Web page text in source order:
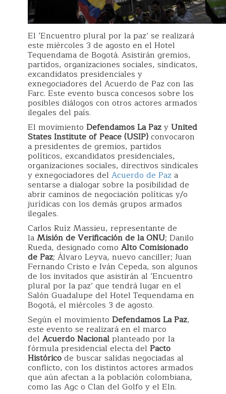
El ‘Encuentro plural por la paz’ se realizará
este miércoles 3 de agosto en el Hotel
Tequendama de Bogotá. Asistirán gremios,
partidos, organizaciones sociales, sindicatos,
excandidatos presidenciales y
exnegociadores del Acuerdo de Paz con las
Farc. Este evento busca concesos sobre los
posibles diálogos con otros actores armados
ilegales del país.
El movimiento Defendamos La PazyUnited
States Institute of Peace (USIP)convocaron
a presidentes de gremios, partidos
políticos, excandidatos presidenciales,
organizaciones sociales, directivos sindicales
y exnegociadores del Acuerdo de Paz a
sentarse a dialogar sobre la posibilidad de
abrir caminos de negociación políticas y/o
jurídicas con los demás grupos armados
ilegales.
Carlos Ruíz Massieu, representante de
laMisión de Verificación de la ONU; Danilo
Rueda, designado como Alto Comisionado
de Paz; Álvaro Leyva, nuevo canciller; Juan
Fernando Cristo e Iván Cepeda, son algunos
de los invitados que asistirán al ‘Encuentro
plural por la paz’ que tendrá lugar en el
Salón Guadalupe del Hotel Tequendama en
Bogotá, el miércoles 3 de agosto.
Según el movimiento Defendamos La Paz,
este evento se realizará en el marco
del Acuerdo Nacionalplanteado por la
fórmula presidencial electa del Pacto
Históricode buscar salidas negociadas al
conflicto, con los distintos actores armados
que aún afectan a la población colombiana,
como las Agc o Clan del Golfo y el Eln.